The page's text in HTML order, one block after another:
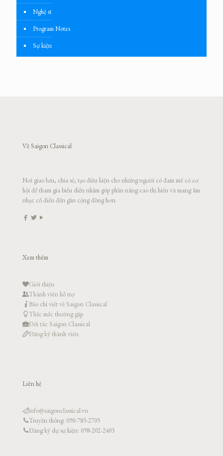
Nghệ sĩ
Program Notes
Sự kiện
Về Saigon Classical
Nơi giao lưu, chia sẻ; tạo điều kiện cho những người có đam mê có cơ
hội để tham gia biểu diễn nhằm góp phần nâng cao thị hiếu và mang âm
nhạc cổ điển đến gần cộng đồng hơn.
Xem thêm
Giới thiệu
Thành viên hỗ trợ
Báo chí viết về Saigon Classical
Thắc mắc thường gặp
Đối tác Saigon Classical
Đăng ký thành viên
Liên hệ
info@saigonclassical.vn
Truyền thông: 090-785-2705
Đăng ký dự sự kiện: 098-202-2403